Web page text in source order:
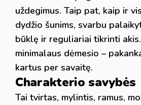
uždegimus. Taip pat, kaip ir
dydžio šunims, svarbu
būklę ir reguliariai tikrinti
minimalaus dėmesio –
kartus per savaitę.
Charakterio savybės
Tai tvirtas, mylintis, ramus,